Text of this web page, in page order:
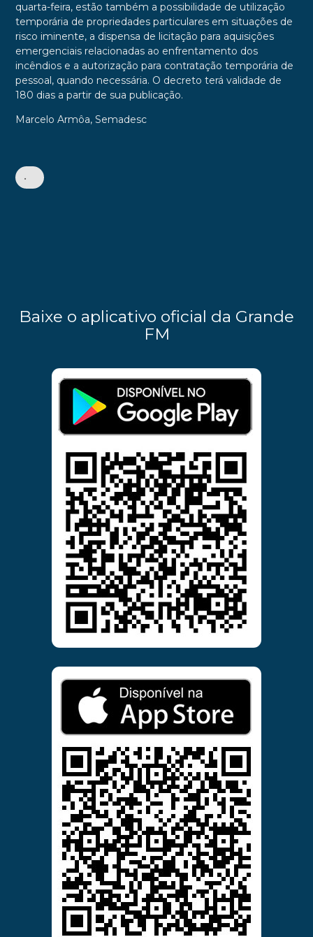
quarta-feira, estão também a possibilidade de utilização
temporária de propriedades particulares em situações de
risco iminente, a dispensa de licitação para aquisições
emergenciais relacionadas ao enfrentamento dos
incêndios e a autorização para contratação temporária de
pessoal, quando necessária. O decreto terá validade de
180 dias a partir de sua publicação.
Marcelo Armôa, Semadesc
•
Baixe o aplicativo oficial da Grande
FM